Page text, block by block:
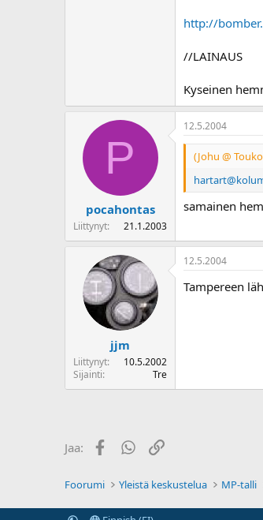
http://
//LAINAUS
Kyseinen
P
pocahontas
Liittynyt 21.1.2003
12.5.2004
(Johu @
samainen
jjm
Liittynyt
10.5.2002
Sijainti
Tre
12.5.2004
Tampereen
Jaa: FacebookWhatsApp
Linkki
Foorumi Yleistä keskustelua MP-talli